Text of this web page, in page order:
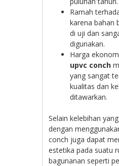
Ramah
karena bahan
di uji dan
digunakan.
Harga
upvc conch
yang sangat
kualitas dan
ditawarkan.
Selain kelebihan
dengan
conch juga dapat
estetika pada suatu
bagunanan seperti